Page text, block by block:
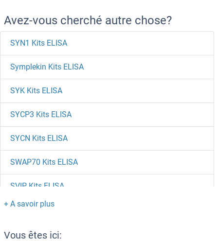
Avez-vous cherché autre chose?
SYN1 Kits ELISA
Symplekin Kits ELISA
SYK Kits ELISA
SYCP3 Kits ELISA
SYCN Kits ELISA
SWAP70 Kits ELISA
SVIP Kits ELISA
Vous êtes ici: